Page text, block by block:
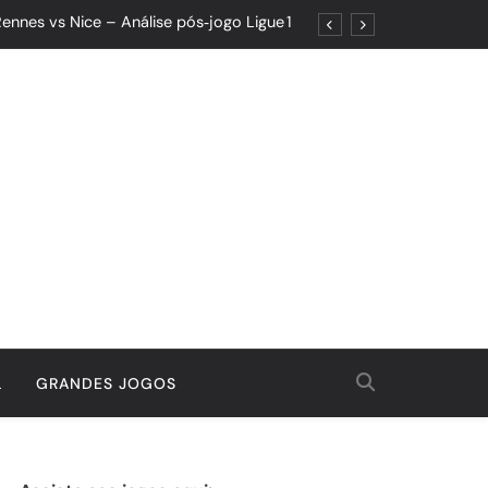
vs Nice – Análise pós‑jogo Ligue 1
o Resultado Esconde o Progresso
Que Nasceu da Garra e do Controle
Um Jogo de Controle e Maturidade
o Resultado Esconde o Progresso
GRANDES JOGOS